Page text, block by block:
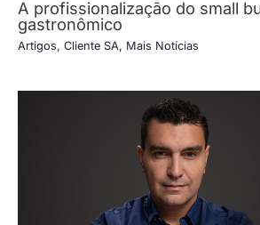
A profissionalização do small
gastronômico
Artigos, Cliente SA, Mais Notícias